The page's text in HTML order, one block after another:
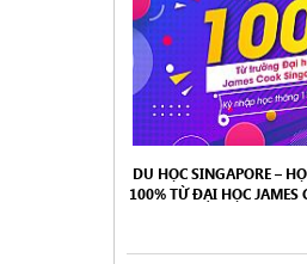
DU HỌC SINGAPORE –
100% TỪ ĐẠI HỌC JAMES